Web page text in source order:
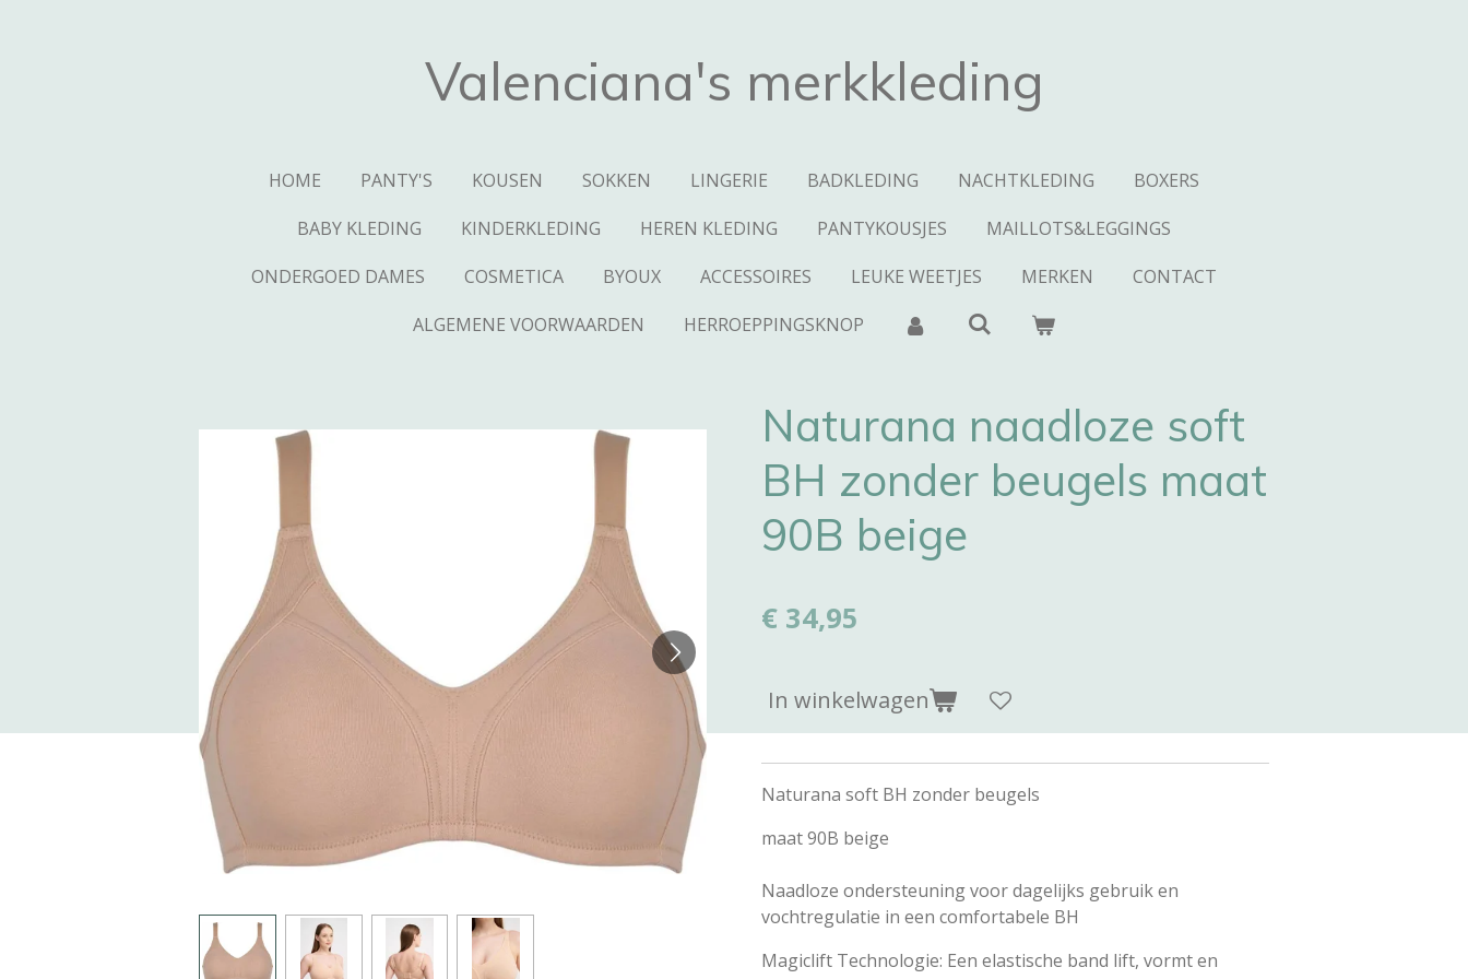
Valenciana's merkkleding
HOME PANTY'S KOUSEN SOKKEN LINGERIE BADKLEDING NACHTKLEDING
BOXERS
BABY KLEDING
KINDERKLEDING HEREN KLEDING PANTYKOUSJES
MAILLOTS&LEGGINGS
ONDERGOED DAMES
COSMETICA BYOUX ACCESSOIRES LEUKE WEETJES MERKEN
CONTACT
ALGEMENE VOORWAARDEN
HERROEPPINGSKNOP
Naturana naadloze soft
BH zonder beugels maat
90B beige
€ 34,95
In winkelwagen
Naturana soft BH zonder beugels
maat 90B beige
Naadloze ondersteuning voor dagelijks gebruik en
vochtregulatie in een comfortabele BH
Magiclift Technologie: Een elastische band lift, vormt en